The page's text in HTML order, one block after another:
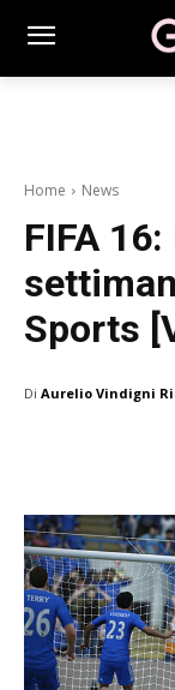
Home News
FIFA
Sports
Di Aurelio Vindigni